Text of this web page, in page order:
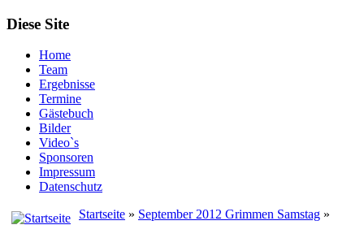
Diese Site
Home
Team
Ergebnisse
Termine
Gästebuch
Bilder
Video`s
Sponsoren
Impressum
Datenschutz
Startseite » September 2012 Grimmen Samstag »